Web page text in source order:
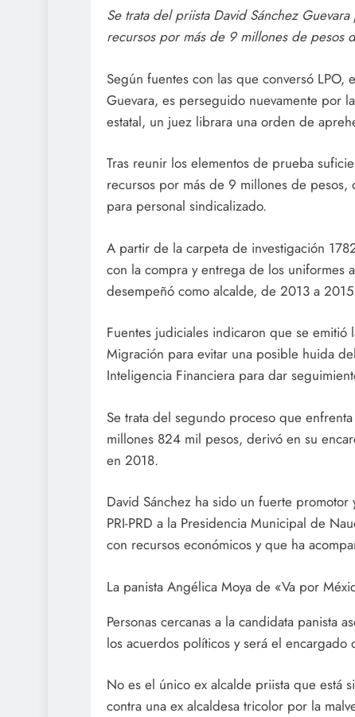
Se trata del priista David Sánchez
recursos por más de 9 millones de
Según fuentes con las que conversó
Guevara, es perseguido nuevamente por
estatal, un juez librara una orden de
Tras reunir los elementos de prueba
recursos por más de 9 millones de
para personal sindicalizado.
A partir de la carpeta de investigación
con la compra y entrega de los uniformes
desempeñó como alcalde, de 2013 a
Fuentes judiciales indicaron que se
Migración para evitar una posible huida
Inteligencia Financiera para dar
Se trata del segundo proceso que
millones 824 mil pesos, derivó en su
en 2018.
David Sánchez ha sido un fuerte
PRI-PRD a la Presidencia Municipal de
con recursos económicos y que ha
La panista Angélica Moya de «Va por
Personas cercanas a la candidata panista
los acuerdos políticos y será el
No es el único ex alcalde priista que está
contra una ex alcaldesa tricolor por la